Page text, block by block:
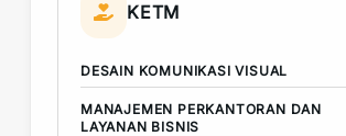
KETM
DESAIN KOMUNIKASI VISUAL
MANAJEMEN PERKANTORAN DAN
LAYANAN BISNIS